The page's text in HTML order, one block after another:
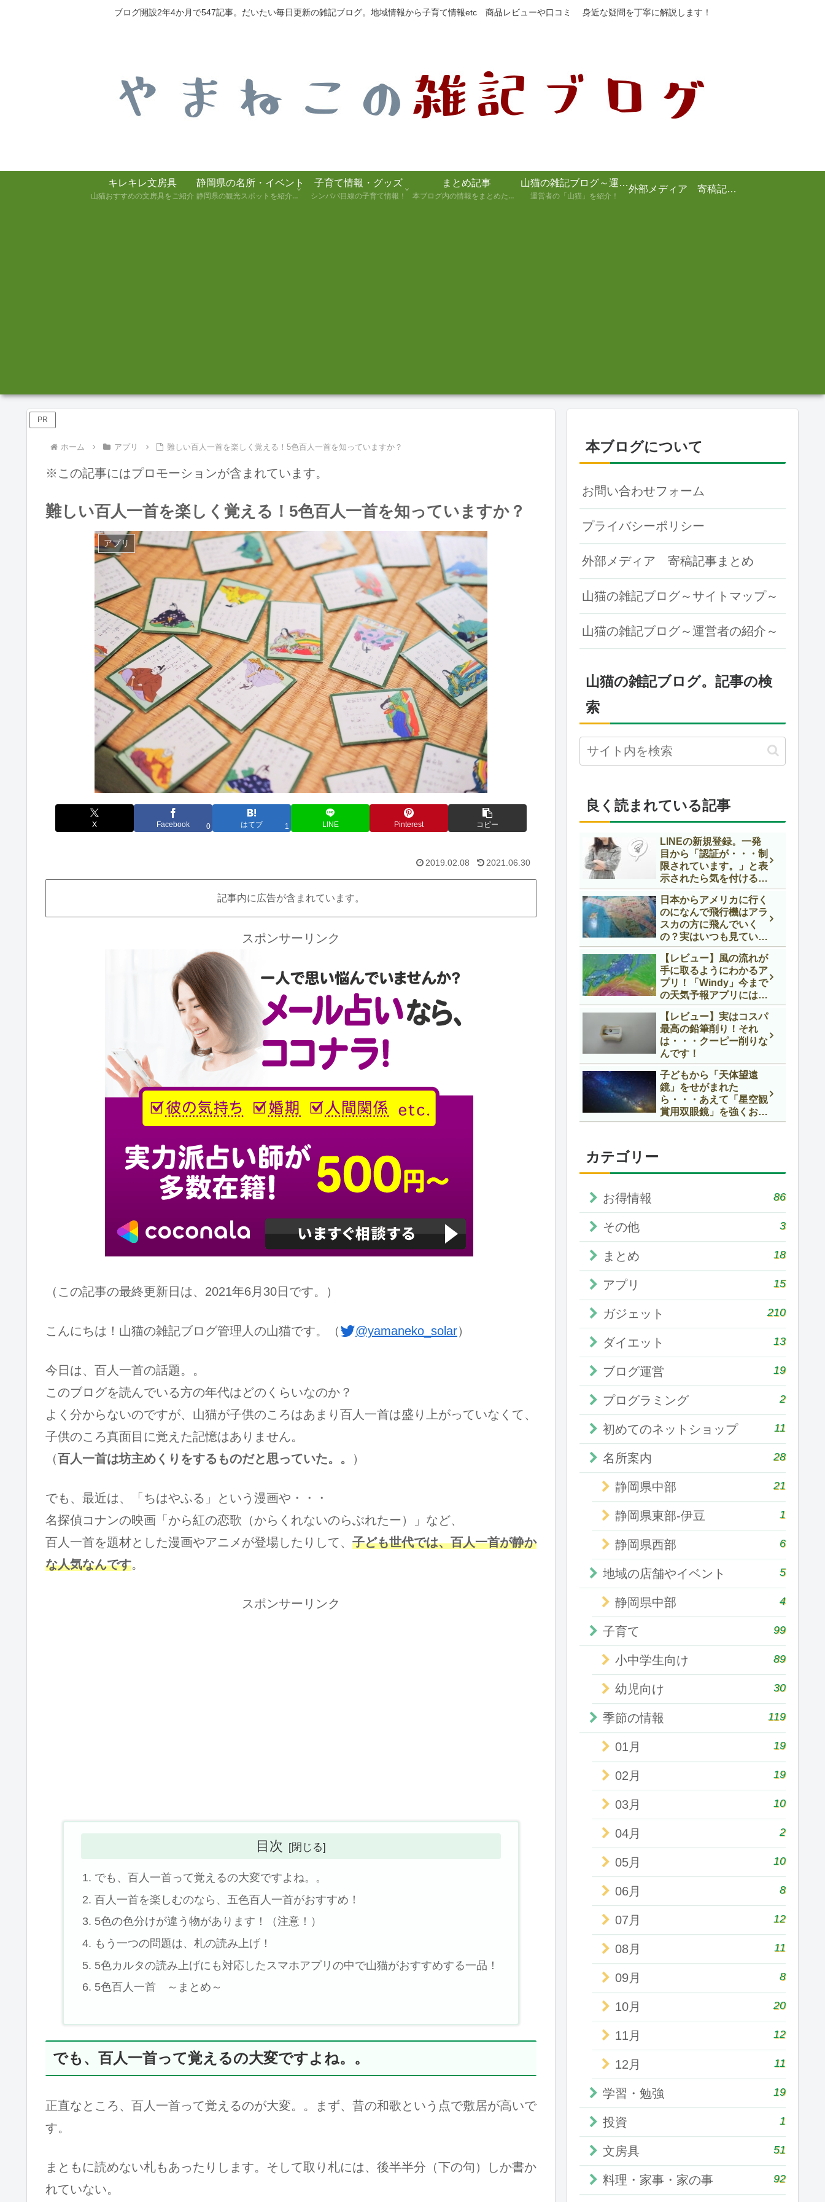
ブログ開設2年4か月で547記事。だいたい毎日更新の雑記ブログ。地域情報から子育て情報etc 商品レビューや口コミ 身近な疑問を丁寧に解説します！
キレキレ文房具
山猫おすすめの文房具をご紹介
静岡県の名所・イベント
静岡県の観光スポットを紹介します！
子育て情報・グッズ
シンパパ目線の子育て情報！
まとめ記事
本ブログ内の情報をまとめた記事
山猫の雑記ブログ～運営者の紹介～
運営者の「山猫」を紹介！
外部メディア 寄稿記事まとめ
PR
ホーム アプリ 難しい百人一首を楽しく覚える！5色百人一首を知っていますか？
※この記事にはプロモーションが含まれています。
難しい百人一首を楽しく覚える！5色百人一首を知っていますか？
アプリ
X Facebook 0 はてブ 1 LINE Pinterest コピー
2019.02.08 2021.06.30
記事内に広告が含まれています。
スポンサーリンク
（この記事の最終更新日は、2021年6月30日です。）
こんにちは！山猫の雑記ブログ管理人の山猫です。（ @yamaneko_solar）
今日は、百人一首の話題。。
このブログを読んでいる方の年代はどのくらいなのか？
よく分からないのですが、山猫が子供のころはあまり百人一首は盛り上がっていなくて、
子供のころ真面目に覚えた記憶はありません。
（百人一首は坊主めくりをするものだと思っていた。。 ）
でも、最近は、「ちはやふる」という漫画や・・・
名探偵コナンの映画「から紅の恋歌（からくれないのらぶれたー）」など、
百人一首を題材とした漫画やアニメが登場したりして、 子ども世代では、百人一首が静か
な人気なんです。
スポンサーリンク
目次
でも、百人一首って覚えるの大変ですよね。。
百人一首を楽しむのなら、五色百人一首がおすすめ！
5色の色分けが違う物があります！（注意！）
もう一つの問題は、札の読み上げ！
5色カルタの読み上げにも対応したスマホアプリの中で山猫がおすすめする一品！
5色百人一首 ～まとめ～
でも、百人一首って覚えるの大変ですよね。。
正直なところ、百人一首って覚えるのが大変。。まず、昔の和歌という点で敷居が高いで
す。
まともに読めない札もあったりします。そして取り札には、後半半分（下の句）しか書か
れていない。
本ブログについて
お問い合わせフォーム
プライバシーポリシー
外部メディア 寄稿記事まとめ
山猫の雑記ブログ～サイトマップ～
山猫の雑記ブログ～運営者の紹介～
山猫の雑記ブログ。記事の検
索
良く読まれている記事
LINEの新規登録。一発
目から「認証が・・・制
限されています。」と表
示されたら気を付ける
事。
日本からアメリカに行く
のになんで飛行機はアラ
スカの方に飛んでいく
の？実はいつも見ている
地図に騙されているので
す。
【レビュー】風の流れが
手に取るようにわかるア
プリ！「Windy」今まで
の天気予報アプリにはな
いリアルな風の流れがわ
かります。
【レビュー】実はコスパ
最高の鉛筆削り！それ
は・・・クーピー削りな
んです！
子どもから「天体望遠
鏡」をせがまれた
ら・・・あえて「星空観
賞用双眼鏡」を強くお勧
めします！
カテゴリー
お得情報 86
その他 3
まとめ 18
アプリ 15
ガジェット 210
ダイエット 13
ブログ運営 19
プログラミング 2
初めてのネットショップ 11
名所案内 28
静岡県中部 21
静岡県東部-伊豆 1
静岡県西部 6
地域の店舗やイベント 5
静岡県中部 4
子育て 99
小中学生向け 89
幼児向け 30
季節の情報 119
01月 19
02月 19
03月 10
04月 2
05月 10
06月 8
07月 12
08月 11
09月 8
10月 20
11月 12
12月 11
学習・勉強 19
投資 1
文房具 51
料理・家事・家の事 92